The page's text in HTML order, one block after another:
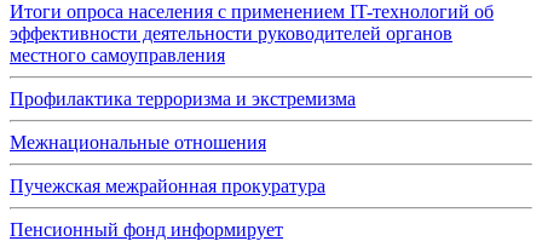
Итоги опроса населения с применением IT-технологий об
эффективности деятельности руководителей органов
местного самоуправления
Профилактика терроризма и экстремизма
Межнациональные отношения
Пучежская межрайонная прокуратура
Пенсионный фонд информирует